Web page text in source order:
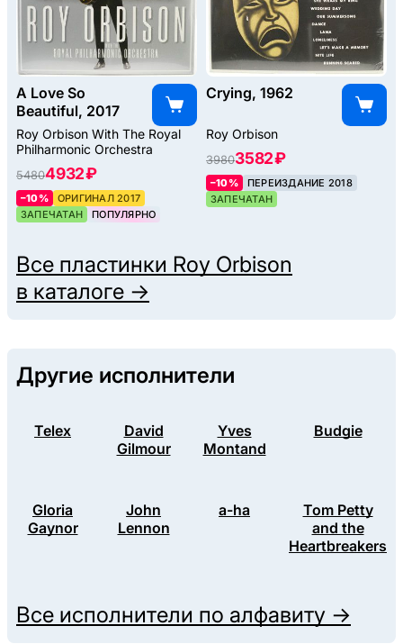
A Love So
Beautiful, 2017
Roy Orbison With The Royal
Philharmonic Orchestra
54804932 ₽
–10%
ОРИГИНАЛ 2017
ЗАПЕЧАТАН
ПОПУЛЯРНО
Crying, 1962
Roy Orbison
39803582 ₽
–10%
ПЕРЕИЗДАНИЕ 2018
ЗАПЕЧАТАН
Все пластинки Roy Orbison
в каталоге →
Другие исполнители
Telex
David
Gilmour
Yves
Montand
Budgie
Gloria
Gaynor
John
Lennon
a-ha
Tom Petty
and the
Heartbreakers
Все исполнители по алфавиту →